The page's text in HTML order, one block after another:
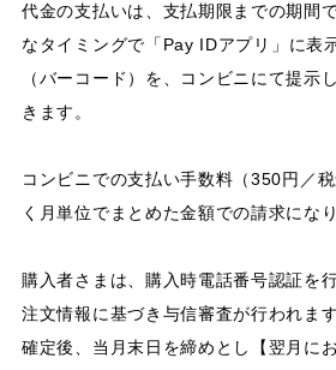
代金の支払いは、支払期限までの期間
なタイミングで「Pay IDアプリ」に表
（バーコード）を、コンビニにて提示
きます。
コンビニでの支払い手数料（350円／
く月単位でまとめた金額での請求になり
購入者さまは、購入時電話番号認証を
注文情報に基づき与信審査が行われま
確定後、当月末日を締めとし【翌月に